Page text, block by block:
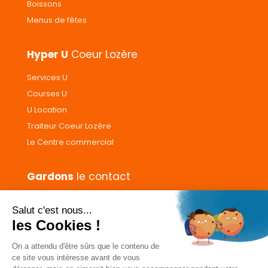
page
Boissons
Menus de fêtes
Hyper U Coeur Lozère
Services U
Courses U
U Location
Traiteur Coeur Lozère
Le Centre commercial
Gardons le contact
Donnez votre avis
CGVs Livraison et paiement Mentions légales